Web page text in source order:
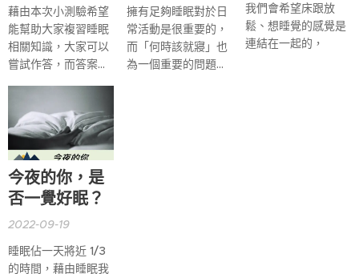
藉由本次小測驗希望
能幫助大家複習睡眠
相關知識，大家可以
嘗試作答，而答案在
擁有足夠睡眠對於日
常活動是很重要的，
而「何時該就寢」也
為一個重要的問題，
我們會希望床跟放
鬆、想睡覺的感覺是
連結在一起的，
今夜的你，是
否一覺好眠？
2022-09-19
睡眠佔一天將近 1/3
的時間，藉由睡眠我